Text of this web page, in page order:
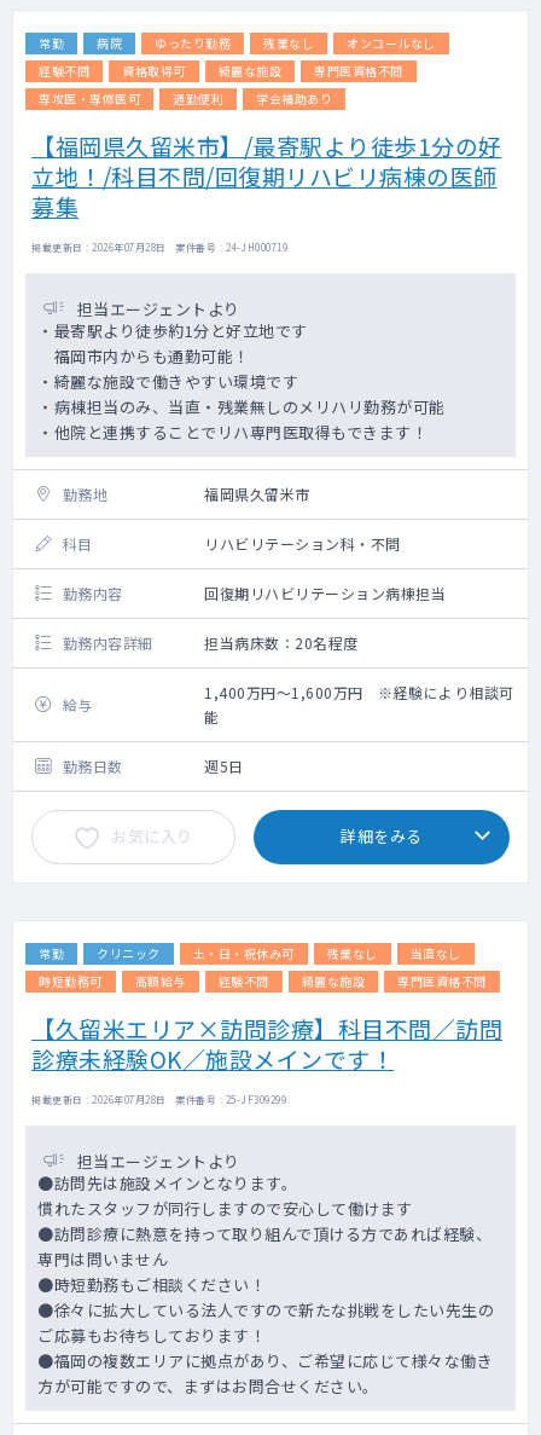
常勤 病院 ゆったり勤務 残業なし
オンコールなし
経験不問
資格取得可 綺麗な施設
専門医資格不問
専攻医・専修医可
通勤便利 学会補助あり
【福岡県久留米市】/最寄駅より徒歩1分の好
立地！/科目不問/回復期リハビリ病棟の医師
募集
掲載更新日 : 2026年07月28日 案件番号 : 24-JH000719
担当エージェントより
・最寄駅より徒歩約1分と好立地です
福岡市内からも通勤可能！
・綺麗な施設で働きやすい環境です
・病棟担当のみ、当直・残業無しのメリハリ勤務が可能
・他院と連携することでリハ専門医取得もできます！
勤務地 福岡県久留米市
科目 リハビリテーション科・不問
勤務内容 回復期リハビリテーション病棟担当
勤務内容詳細 担当病床数：20名程度
給与
1,400万円～1,600万円 ※経験により相談可
能
勤務日数 週5日
お気に入り 詳細をみる
常勤 クリニック 土・日・祝休み可 残業なし
当直なし
時短勤務可
高額給与 経験不問 綺麗な施設 専門医資格不問
【久留米エリア×訪問診療】科目不問／訪問
診療未経験OK／施設メインです！
掲載更新日 : 2026年07月28日 案件番号 : 25-JF309299
担当エージェントより
●訪問先は施設メインとなります。
慣れたスタッフが同行しますので安心して働けます
●訪問診療に熱意を持って取り組んで頂ける方であれば経験、
専門は問いません
●時短勤務もご相談ください！
●徐々に拡大している法人ですので新たな挑戦をしたい先生の
ご応募もお待ちしております！
●福岡の複数エリアに拠点があり、ご希望に応じて様々な働き
方が可能ですので、まずはお問合せください。